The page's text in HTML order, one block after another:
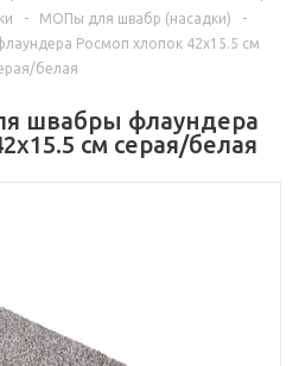
- МОПы для швабр (насадки)
-
Росмоп хлопок 42х15.5 см
белая
швабры флаундера
см серая/белая